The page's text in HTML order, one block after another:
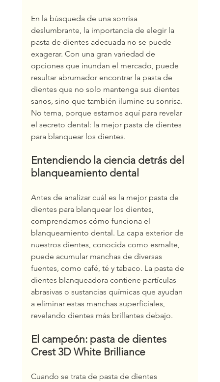
En la búsqueda de una sonrisa
deslumbrante, la importancia de elegir la
pasta de dientes adecuada no se puede
exagerar. Con una gran variedad de
opciones que inundan el mercado, puede
resultar abrumador encontrar la pasta de
dientes que no solo mantenga sus dientes
sanos, sino que también ilumine su sonrisa.
No tema, porque estamos aquí para revelar
el secreto dental: la mejor pasta de dientes
para blanquear los dientes.
Entendiendo la ciencia detrás del
blanqueamiento dental
Antes de analizar cuál es la mejor pasta de
dientes para blanquear los dientes,
comprendamos cómo funciona el
blanqueamiento dental. La capa exterior de
nuestros dientes, conocida como esmalte,
puede acumular manchas de diversas
fuentes, como café, té y tabaco. La pasta de
dientes blanqueadora contiene partículas
abrasivas o sustancias químicas que ayudan
a eliminar estas manchas superficiales,
revelando dientes más brillantes debajo.
El campeón: pasta de dientes
Crest 3D White Brilliance
Cuando se trata de pasta de dientes